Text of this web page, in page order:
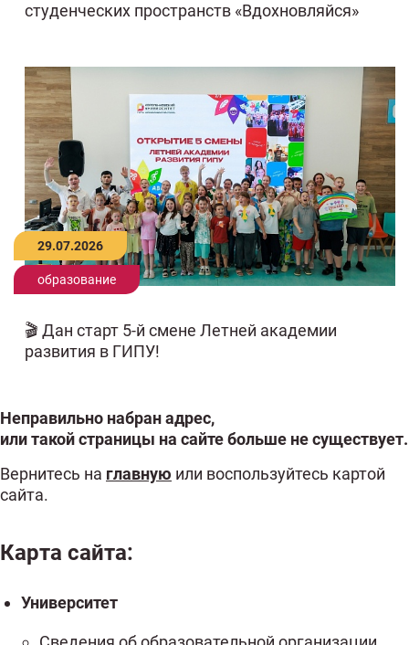
студенческих пространств «Вдохновляйся»
29.07.2026
образование
🎬 Дан старт 5-й смене Летней академии
развития в ГИПУ!
Неправильно набран адрес,
или такой страницы на сайте больше не существует.
Вернитесь на главную или воспользуйтесь картой
сайта.
Карта сайта:
Университет